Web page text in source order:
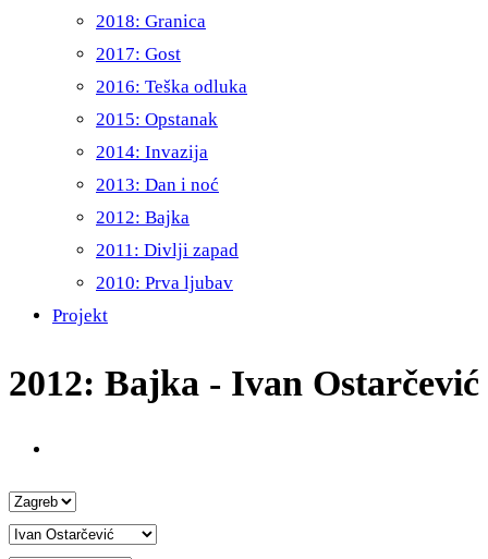
2018: Granica
2017: Gost
2016: Teška odluka
2015: Opstanak
2014: Invazija
2013: Dan i noć
2012: Bajka
2011: Divlji zapad
2010: Prva ljubav
Projekt
2012: Bajka - Ivan Ostarčević